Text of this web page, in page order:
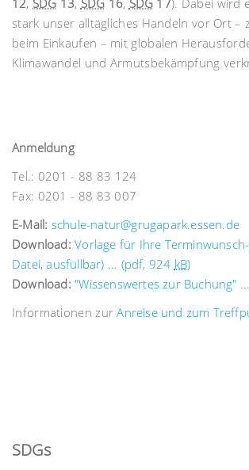
12,SDG 13, SDG 16, SDG 17). Dabei wird
stark unser alltägliches Handeln vor Ort –
beim Einkaufen – mit globalen
Klimawandel und Armutsbekämpfung
Anmeldung
Tel.: 0201 - 88 83 124
Fax: 0201 - 88 83 007
E-Mail: schule-natur@grugapark.essen.de
Download: Vorlage für Ihre
Datei, ausfüllbar) ... (pdf, 924 kB)
Download: "Wissenswertes zur Buchung"
Informationen zurAnreise und zum
SDGs